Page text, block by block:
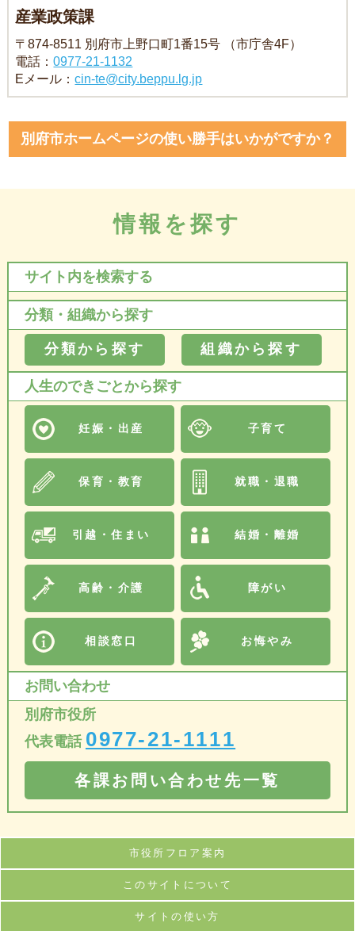
産業政策課
〒874-8511 別府市上野口町1番15号 （市庁舎4F）
電話：0977-21-1132
Eメール：cin-te@city.beppu.lg.jp
別府市ホームページの使い勝手はいかがですか？
情報を探す
サイト内を検索する
分類・組織から探す
分類から探す 組織から探す
人生のできごとから探す
妊娠・出産 子育て
保育・教育 就職・退職
引越・住まい 結婚・離婚
高齢・介護 障がい
相談窓口 お悔やみ
お問い合わせ
別府市役所
代表電話 0977-21-1111
各課お問い合わせ先一覧
市役所フロア案内
このサイトについて
サイトの使い方